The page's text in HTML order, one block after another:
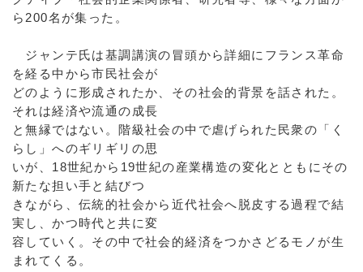
ら200名が集った。
ジャンテ氏は基調講演の冒頭から詳細にフランス革命
を経る中から市民社会が
どのように形成されたか、その社会的背景を話された。
それは経済や流通の成長
と無縁ではない。階級社会の中で虐げられた民衆の「く
らし」へのギリギリの思
いが、18世紀から19世紀の産業構造の変化とともにその
新たな担い手と結びつ
きながら、伝統的社会から近代社会へ脱皮する過程で結
実し、かつ時代と共に変
容していく。その中で社会的経済をつかさどるモノが生
まれてくる。